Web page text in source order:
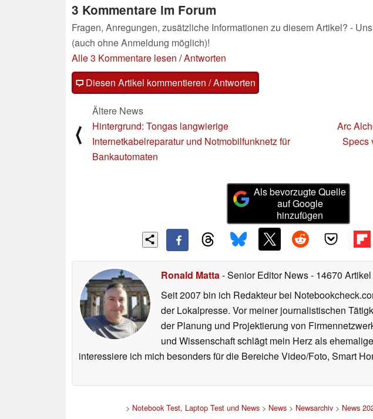
3 Kommentare im Forum
Fragen, Anregungen, zusätzliche Informationen zu diesem Artikel? -
(auch ohne Anmeldung möglich)!
Alle 3 Kommentare lesen /Antworten
Diesen Artikel kommentieren / Antworten
⟨
Ältere News
Hintergrund: Tongas langwierige
Internetkabelreparatur und Notmobilfunknetz für
Bankautomaten
Arc
Specs
Als bevorzugte Quelle
auf Google
hinzufügen
Ronald Matta- Senior Editor News- 14670
Seit 2007 bin ich Redakteur bei
der Lokalpresse. Vor meiner journalistischen
der Planung und Projektierung von
und Wissenschaft schlägt mein Herz als
interessiere ich mich besonders für die Bereiche Video/Foto, Smart
> Notebook Test, Laptop Test und News> News> Newsarchiv> News